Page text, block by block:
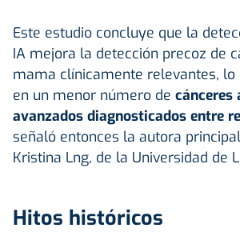
Este estudio concluye que la
IA mejora la detección precoz de
mama clínicamente relevantes, lo
en un menor número de cánceres
avanzados diagnosticados entre
señaló entonces la autora
Kristina Lng, de la Universidad de
Hitos históricos